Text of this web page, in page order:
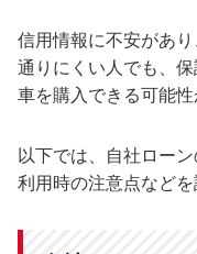
信用情報に不安があ
通りにくい人でも、
車を購入できる可能性
以下では、自社ロー
利用時の注意点などを